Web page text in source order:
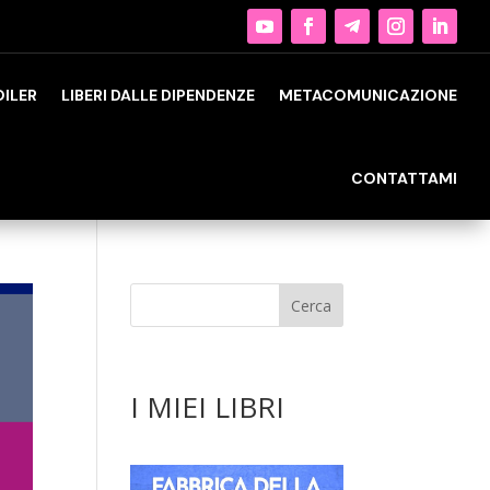
LIBERI DALLE DIPENDENZE METACOMUNICAZIONE
CONTATTAMI
I MIEI LIBRI